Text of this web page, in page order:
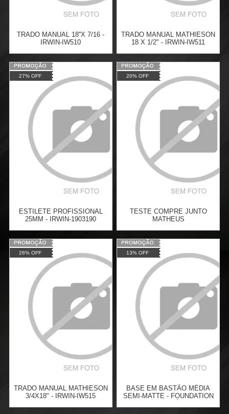
TRADO MANUAL 18''X 7/16 -
IRWIN-IW510
Varejo:
Atacado: R$ 62,63 (Apenas
Revendedor)
6 x
Cat: ACESSÓRIOS P/
PERFURADORES DE SOLO
COMPRAR
TRADO MANUAL MATHIESON
18 X 1/2" - IRWIN-IW511
Varejo:
Atacado: R$ 66,97 (Apenas
Revendedor)
6
Cat: ACESSÓRIOS P/
PERFURADORES DE SOLO
COMPRAR
27% OFF
ESTILETE PROFISSIONAL
25MM - IRWIN-1903190
Varejo:
Atacado: R$ 69,89 (Apenas
Revendedor)
6
Cat:
COMPRAR
20% OFF
TESTE COMPRE JUNTO
MATHEUS
Varejo:
Atacado: R$ 80,00 (Apenas
Revendedor)
6
COMPRAR
26% OFF
TRADO MANUAL MATHIESON
3/4X18" - IRWIN-IW515
13% OFF
BASE EM BASTÃO MÉDIA
SEMI-MATTE - FOUNDATION